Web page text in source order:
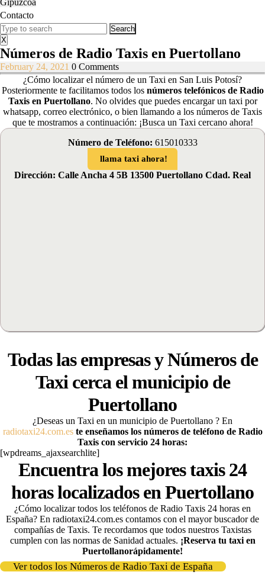
Gipuzcoa
Contacto
Close
Menu
Search
for:
X
Números de Radio Taxis en Puertollano
February 24, 2021 February
24,
2021
0 Comments
¿Cómo localizar el número de un Taxi en San Luis Potosí?
Posteriormente te facilitamos todos los números telefónicos de Radio
Taxis en Puertollano. No olvides que puedes encargar un taxi por
whatsapp, correo electrónico, o bien llamando a los números de Taxis
que te mostramos a continuación: ¡Busca un Taxi cercano ahora!
Número de Teléfono: 615010333
llama taxi ahora!
Dirección: Calle Ancha 4 5B 13500 Puertollano Cdad. Real
Todas las empresas y Números de
Taxi cerca el municipio de
Puertollano
¿Deseas un Taxi en un municipio de Puertollano ? En
radiotaxi24.com.es te enseñamos los números de teléfono de Radio
Taxis con servicio 24 horas:
[wpdreams_ajaxsearchlite]
Encuentra los mejores taxis 24
horas localizados en Puertollano
¿Cómo localizar todos los teléfonos de Radio Taxis 24 horas en
España? En radiotaxi24.com.es contamos con el mayor buscador de
compañías de Taxis. Te recordamos que todos nuestros Taxistas
cumplen con las normas de Sanidad actuales. ¡Reserva tu taxi en
Puertollanorápidamente!
Ver todos los Números de Radio Taxi de España